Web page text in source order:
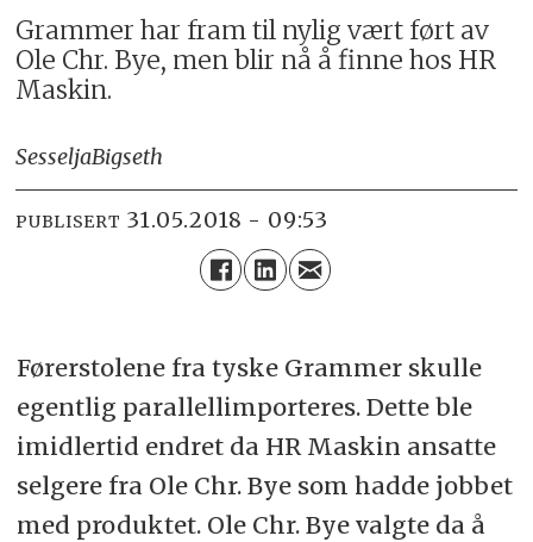
Grammer har fram til nylig vært ført av
Ole Chr. Bye, men blir nå å finne hos HR
Maskin.
SesseljaBigseth
PUBLISERT 31.05.2018 - 09:53
Førerstolene fra tyske Grammer skulle
egentlig parallellimporteres. Dette ble
imidlertid endret da HR Maskin ansatte
selgere fra Ole Chr. Bye som hadde jobbet
med produktet. Ole Chr. Bye valgte da å